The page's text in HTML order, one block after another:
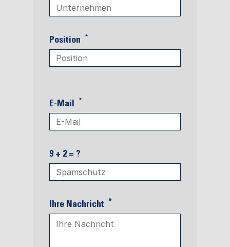
Position *
E-Mail *
9 + 2 = ?
Ihre Nachricht *